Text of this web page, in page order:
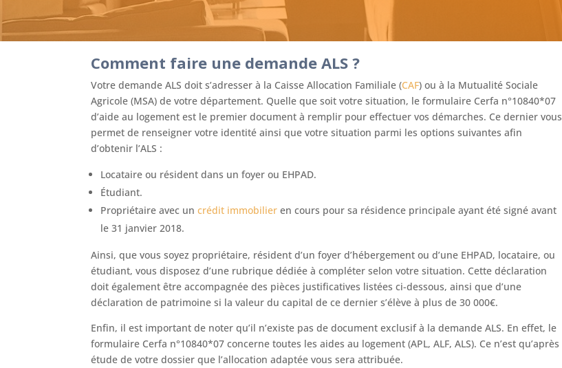
Comment faire une demande ALS ?
Votre demande ALS doit s’adresser à la Caisse Allocation Familiale (CAF) ou à la Mutualité Sociale
Agricole (MSA) de votre département. Quelle que soit votre situation, le formulaire Cerfa n°10840*07
d’aide au logement est le premier document à remplir pour effectuer vos démarches. Ce dernier vous
permet de renseigner votre identité ainsi que votre situation parmi les options suivantes afin
d’obtenir l’ALS :
Locataire ou résident dans un foyer ou EHPAD.
Étudiant.
Propriétaire avec un crédit immobilier en cours pour sa résidence principale ayant été signé avant
le 31 janvier 2018.
Ainsi, que vous soyez propriétaire, résident d’un foyer d’hébergement ou d’une EHPAD, locataire, ou
étudiant, vous disposez d’une rubrique dédiée à compléter selon votre situation. Cette déclaration
doit également être accompagnée des pièces justificatives listées ci-dessous, ainsi que d’une
déclaration de patrimoine si la valeur du capital de ce dernier s’élève à plus de 30 000€.
Enfin, il est important de noter qu’il n’existe pas de document exclusif à la demande ALS. En effet, le
formulaire Cerfa n°10840*07 concerne toutes les aides au logement (APL, ALF, ALS). Ce n’est qu’après
étude de votre dossier que l’allocation adaptée vous sera attribuée.